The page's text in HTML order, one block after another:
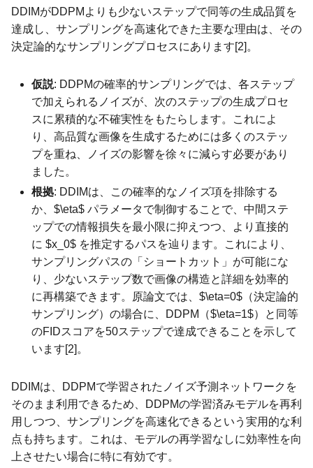
DDIMがDDPMよりも少ないステップで同等の生成品質を
達成し、サンプリングを高速化できた主要な理由は、その
決定論的なサンプリングプロセスにあります[2]。
仮説: DDPMの確率的サンプリングでは、各ステップ
で加えられるノイズが、次のステップの生成プロセ
スに累積的な不確実性をもたらします。これによ
り、高品質な画像を生成するためには多くのステッ
プを重ね、ノイズの影響を徐々に減らす必要があり
ました。
根拠: DDIMは、この確率的なノイズ項を排除する
か、$\eta$ パラメータで制御することで、中間ステ
ップでの情報損失を最小限に抑えつつ、より直接的
に $x_0$ を推定するパスを辿ります。これにより、
サンプリングパスの「ショートカット」が可能にな
り、少ないステップ数で画像の構造と詳細を効率的
に再構築できます。原論文では、$\eta=0$（決定論的
サンプリング）の場合に、DDPM（$\eta=1$）と同等
のFIDスコアを50ステップで達成できることを示して
います[2]。
DDIMは、DDPMで学習されたノイズ予測ネットワークを
そのまま利用できるため、DDPMの学習済みモデルを再利
用しつつ、サンプリングを高速化できるという実用的な利
点も持ちます。これは、モデルの再学習なしに効率性を向
上させたい場合に特に有効です。